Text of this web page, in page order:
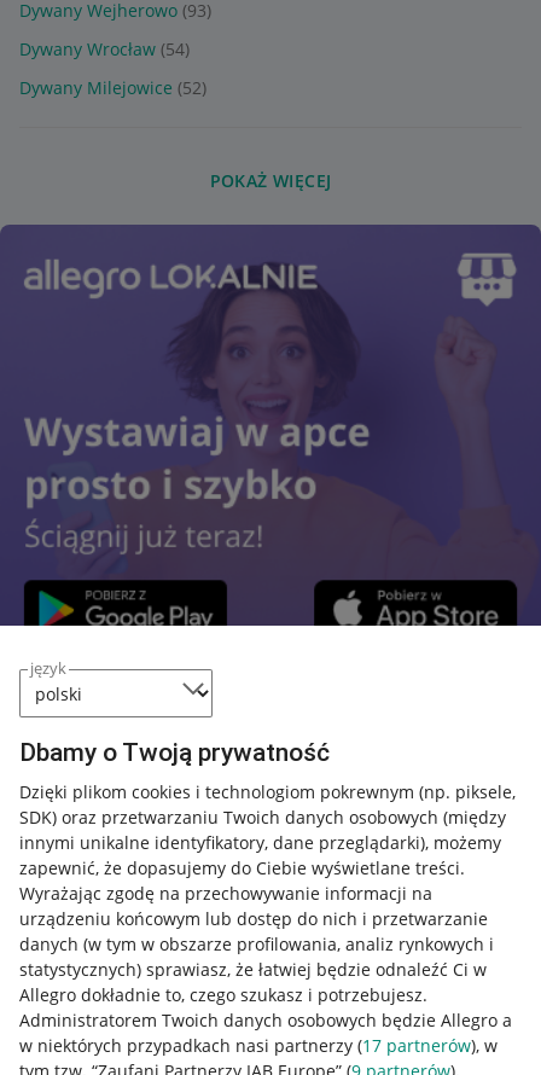
język
Dbamy o Twoją prywatność
Dzięki plikom cookies i technologiom pokrewnym (np. piksele,
SDK) oraz przetwarzaniu Twoich danych osobowych (między
innymi unikalne identyfikatory, dane przeglądarki), możemy
zapewnić, że dopasujemy do Ciebie wyświetlane treści.
Wyrażając zgodę na przechowywanie informacji na
urządzeniu końcowym lub dostęp do nich i przetwarzanie
danych (w tym w obszarze profilowania, analiz rynkowych i
statystycznych) sprawiasz, że łatwiej będzie odnaleźć Ci w
Allegro dokładnie to, czego szukasz i potrzebujesz.
Administratorem Twoich danych osobowych będzie Allegro a
w niektórych przypadkach nasi partnerzy (17 partnerów), w
Dywany Wejherowo (93)
Dywany Wrocław (54)
Dywany Milejowice (52)
POKAŻ WIĘCEJ
Przydatne informacje
Napisz do nas
Allegro Gadane dla sprzedających
Allegro Gadane dla kupujących
Mapa miejscowości
Informacje prawne
Regulamin